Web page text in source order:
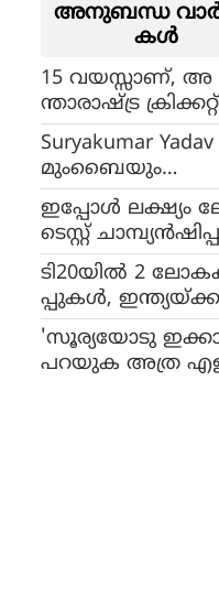
അനുബന്ധ
കള്‍
15 വയസ്സാണ്, അ
ന്താരാഷ്ട്ര
റ്റൊന്നാണ്,
നിന്നും
പ്രതീക്ഷിക്കരുത്,
കാണിക്കുവെന്ന്
വ് ഗാംഗുലി
Suryakumar Yadav
മുംബൈയും
കൈവിട്ടോ?,
മീഡിയയിൽ
മുംബൈ
നീക്കി
ക്രിക്കറ്റ്
ച്ചയാകുന്നു
ഇപ്പോൾ ലക്ഷ്യം
ടെസ്റ്റ്
കദിന ലോകകപ്പും,
ലോകകപ്പിന്
ഗിൽ ടി20യിൽ
ടി20യിൽ 2
പ്പുകൾ,
ഏറ്റവും കൂടുതൽ
ർ ഓഫ് ദ മാച്ച്
ൾ, സൂര്യകുമാർ
'സൂര്യയോടു
പറയുക അത്ര